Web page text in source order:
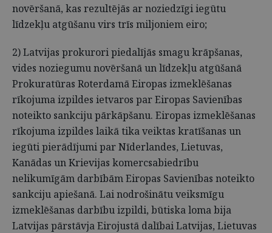
novēršanā, kas rezultējās ar noziedzīgi iegūtu
līdzekļu atgūšanu virs trīs miljoniem eiro;
2) Latvijas prokurori piedalījās smagu krāpšanas,
vides noziegumu novēršanā un līdzekļu atgūšanā
Prokuratūras Roterdamā Eiropas izmeklēšanas
rīkojuma izpildes ietvaros par Eiropas Savienības
noteikto sankciju pārkāpšanu. Eiropas izmeklēšanas
rīkojuma izpildes laikā tika veiktas kratīšanas un
iegūti pierādījumi par Nīderlandes, Lietuvas,
Kanādas un Krievijas komercsabiedrību
nelikumīgām darbībām Eiropas Savienības noteikto
sankciju apiešanā. Lai nodrošinātu veiksmīgu
izmeklēšanas darbību izpildi, būtiska loma bija
Latvijas pārstāvja Eirojustā dalībai Latvijas, Lietuvas